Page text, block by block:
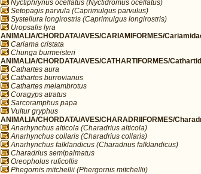
Nyctiphrynus ocellatus (Nyctidromus ocellatus)
Setopagis parvula (Caprimulgus parvulus)
Systellura longirostris (Caprimulgus longirostris)
Uropsalis lyra
ANIMALIA/CHORDATA/AVES/CARIAMIFORMES/
Cariama cristata
Chunga burmeisteri
ANIMALIA/CHORDATA/AVES/CATHARTIFORMES/
Cathartes aura
Cathartes burrovianus
Cathartes melambrotus
Coragyps atratus
Sarcoramphus papa
Vultur gryphus
ANIMALIA/CHORDATA/AVES/CHARADRIIFORMES/
Anarhynchus alticola (Charadrius alticola)
Anarhynchus collaris (Charadrius collaris)
Anarhynchus falklandicus (Charadrius falklandicus)
Charadrius semipalmatus
Oreopholus ruficollis
Phegornis mitchellii (Phergornis mitchellii)